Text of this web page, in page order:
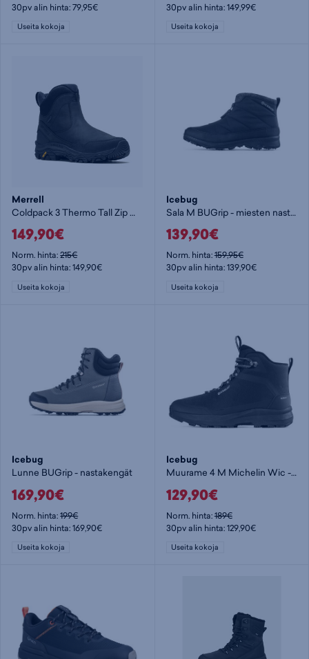
30pv alin hinta: 79,95€
Useita kokoja
30pv alin hinta: 149,99€
Useita kokoja
Merrell
Coldpack 3 Thermo Tall Zip Wp M - miesten pitopohjakengät
149,90€
Norm. hinta:215€
30pv alin hinta: 149,90€
Useita kokoja
Icebug
Sala M BUGrip - miesten nastakengät
139,90€
Norm. hinta:159,95€
30pv alin hinta: 139,90€
Useita kokoja
Icebug
Lunne BUGrip - nastakengät
169,90€
Norm. hinta:199€
30pv alin hinta: 169,90€
Useita kokoja
Icebug
Muurame 4 M Michelin Wic - miesten pitopohjakengät
129,90€
Norm. hinta:189€
30pv alin hinta: 129,90€
Useita kokoja